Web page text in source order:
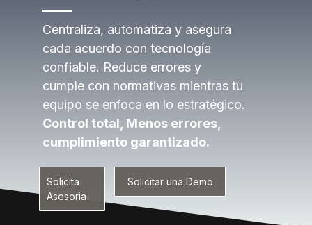
Centraliza, automatiza y asegura
cada acuerdo con tecnología
confiable. Reduce errores y
cumple con normativas mientras tu
equipo se enfoca en lo estratégico.
Control total, Menos errores,
cumplimiento garantizado.
Solicita
Asesoria
Solicitar una Demo